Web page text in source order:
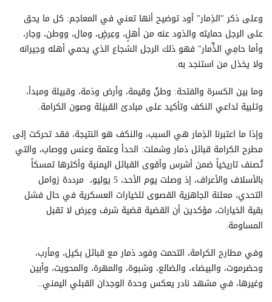
وعلى ذكر "الذِمار" أود توضيح أنها تعني في المعاجم: كل ما يحق
على الرجل حمايته والذود عنه من أهلٍ، وعِرضٍ، ومال، ووطن، وجار،
وأما حامِي الذِّمار" فهو ذلك الرجل الشجاع الذي يحمي أهله وجيرانه
ولا يخذل من استنجد به.
وما بين الكسرة والفتحة: وطنٌ وقيمة، وأرض وذمة، وقبيلة ومبدأ،
وتلبية لداعي النكف وتأكيد على مبادئ القبيَلة وصون الكرامة.
وإذا ما اعتبرنا الذِمار هي السبب، والنكف هو النتيجة، فقد تحركت إلى
مطرح الكرامة قبائل ذمار وشملت: الحدأ وعتمة وعنس ووصاب، والتي
تُصنف تاريخياً ضمن أشرس وأقوى القبائل اليمنية وأكثرها تمسكاً
بالأسلاف والأعراف، إذ وصلت يوم الأحد، 5 يوليو، مرددة زوامل
التحدي، معلنة الجاهزية القصوى للخيارات العسكرية في حال فشل
بقية الخيارات، مؤكدين أن القضية قضية شرف وعِرض لا تقبل
المساومة.
وفي مطارح الكرامة، التحمت وفود ذمار مع قبائل بكيل، ومأرب،
وحضرموت، والبيضاء، والضالع، وشبوة، والمهرة، والمحويت، وأبين
وغيرها، في مشهد نادر يعكس وحدة الوجدان القبلي اليمني..